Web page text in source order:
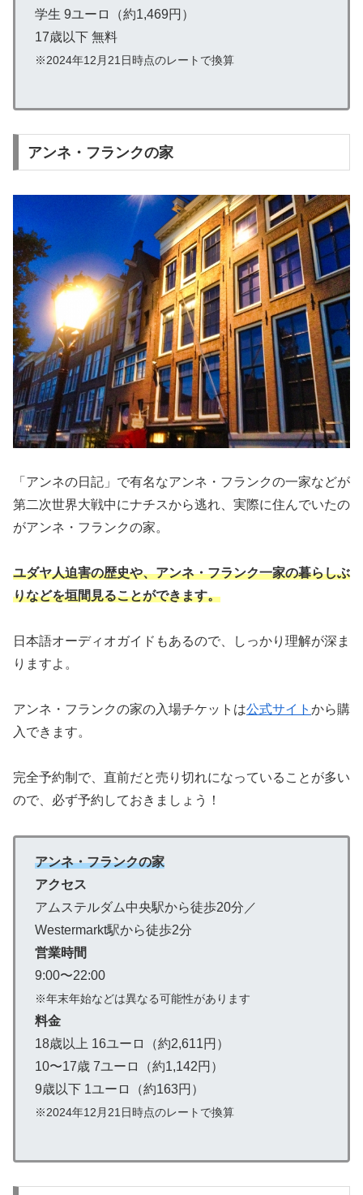
学生 9ユーロ（約1,469円）
17歳以下 無料
※2024年12月21日時点のレートで換算
アンネ・フランクの家
「アンネの日記」で有名なアンネ・フランクの一家などが
第二次世界大戦中にナチスから逃れ、実際に住んでいたの
がアンネ・フランクの家。
ユダヤ人迫害の歴史や、アンネ・フランク一家の暮らしぶ
りなどを垣間見ることができます。
日本語オーディオガイドもあるので、しっかり理解が深ま
りますよ。
アンネ・フランクの家の入場チケットは公式サイト から購
入できます。
完全予約制で、直前だと売り切れになっていることが多い
ので、必ず予約しておきましょう！
アンネ・フランクの家
アクセス
アムステルダム中央駅から徒歩20分／
Westermarkt駅から徒歩2分
営業時間
9:00〜22:00
※年末年始などは異なる可能性があります
料金
18歳以上 16ユーロ（約2,611円）
10〜17歳 7ユーロ（約1,142円）
9歳以下 1ユーロ（約163円）
※2024年12月21日時点のレートで換算